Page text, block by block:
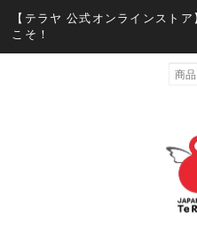
【テラヤ 公式オンラインストア
こそ！